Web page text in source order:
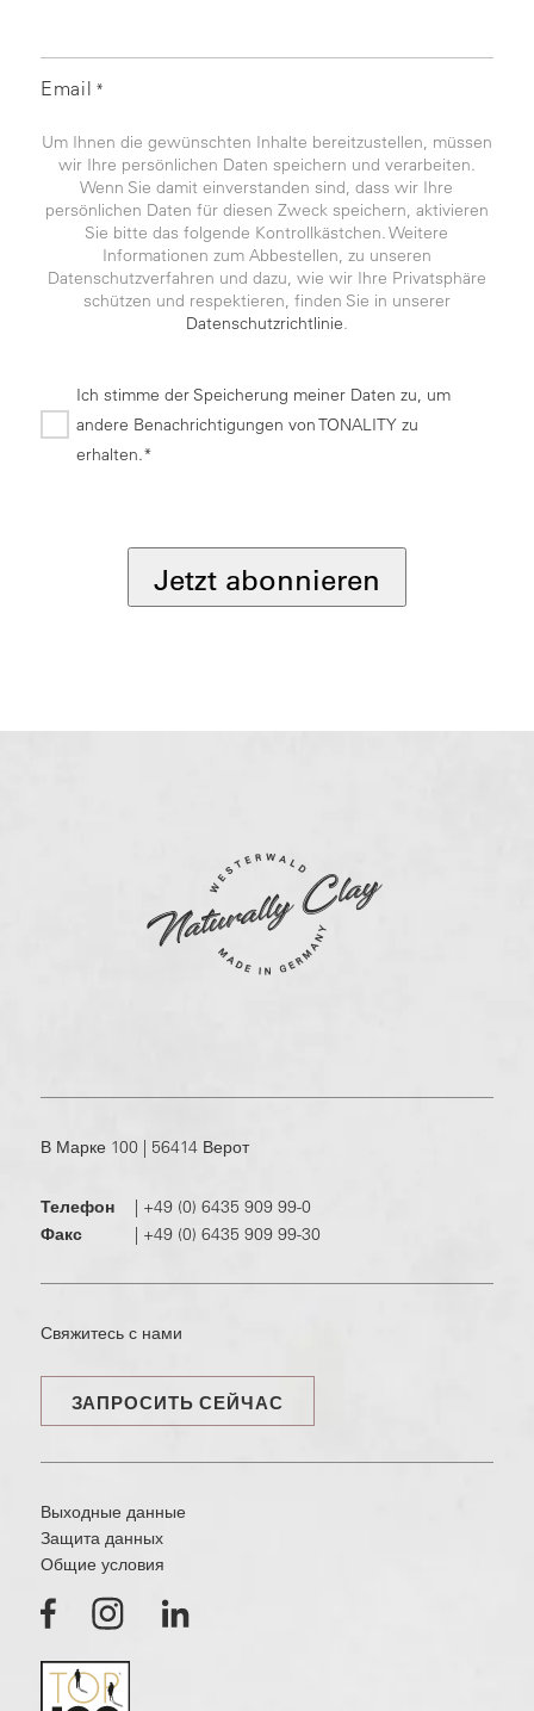
Email *
Um Ihnen die gewünschten Inhalte bereitzustellen, müssen
wir Ihre persönlichen Daten speichern und verarbeiten.
Wenn Sie damit einverstanden sind, dass wir Ihre
persönlichen Daten für diesen Zweck speichern, aktivieren
Sie bitte das folgende Kontrollkästchen. Weitere
Informationen zum Abbestellen, zu unseren
Datenschutzverfahren und dazu, wie wir Ihre Privatsphäre
schützen und respektieren, finden Sie in unserer
Datenschutzrichtlinie.
Ich stimme der Speicherung meiner Daten zu, um
andere Benachrichtigungen von TONALITY zu
erhalten.*
Jetzt abonnieren
В Марке 100 | 56414 Верот
Телефон
+49 (0) 6435 909 99-0
Факс
+49 (0) 6435 909 99-30
Свяжитесь с нами
ЗАПРОСИТЬ СЕЙЧАС
Выходные данные
Защита данных
Общие условия